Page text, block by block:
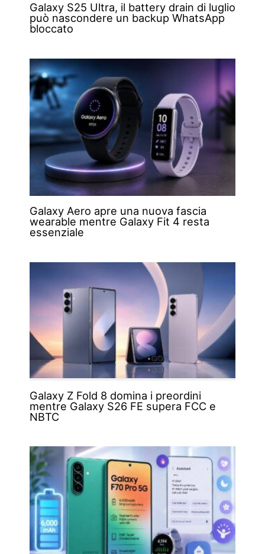
Galaxy S25 Ultra, il battery drain di luglio
può nascondere un backup WhatsApp
bloccato
Galaxy Aero apre una nuova fascia
wearable mentre Galaxy Fit 4 resta
essenziale
Galaxy Z Fold 8 domina i preordini
mentre Galaxy S26 FE supera FCC e
NBTC